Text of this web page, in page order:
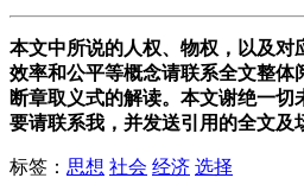
本文中所说的人权、物权，以及对
效率和公平等概念请联系全文整体
断章取义式的解读。本文谢绝一
要请联系我，并发送引用的全文及
标签： 思想 社会 经济 选择